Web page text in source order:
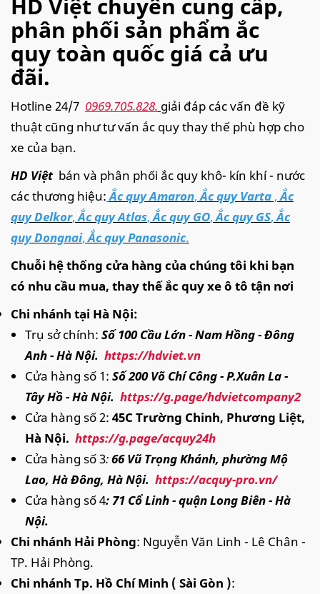
HD Việt chuyên cung cấp,
phân phối sản phẩm ắc
quy toàn quốc giá cả ưu
đãi.
Hotline 24/7 0969.705.828. giải đáp các vấn đề kỹ
thuật cũng như tư vấn ắc quy thay thế phù hợp cho
xe của bạn.
HD Việtbán và phân phối ắc quy khô- kín khí - nước
các thương hiệu: Ắc quy Amaron,Ắc quy Varta ,Ắc
quy Delkor,Ắc quy Atlas,Ắc quy GO,Ắc quy GS,Ắc
quy Dongnai,Ắc quy Panasonic.
Chuỗi hệ thống cửa hàng của chúng tôi khi bạn
có nhu cầu mua, thay thế ắc quy xe ô tô tận nơi
Chi nhánh tại Hà Nội:
Trụ sở chính: Số 100 Cầu Lớn - Nam Hồng - Đông
Anh - Hà Nội. https://hdviet.vn
Cửa hàng số 1: Số 200 Võ Chí Công - P.Xuân La -
Tây Hồ - Hà Nội. https://g.page/hdvietcompany2
Cửa hàng số 2: 45C Trường Chinh, Phương Liệt,
Hà Nội. https://g.page/acquy24h
Cửa hàng số 3:66 Vũ Trọng Khánh, phường Mộ
Lao, Hà Đông, Hà Nội. https://acquy-pro.vn/
Cửa hàng số 4: 71 Cổ Linh - quận Long Biên - Hà
Nội.
Chi nhánh Hải Phòng: Nguyễn Văn Linh - Lê Chân -
TP. Hải Phòng.
Chi nhánh Tp. Hồ Chí Minh ( Sài Gòn ):